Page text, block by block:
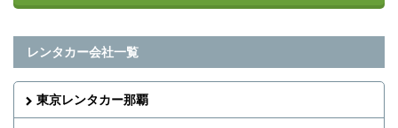
レンタカー会社一覧
東京レンタカー那覇